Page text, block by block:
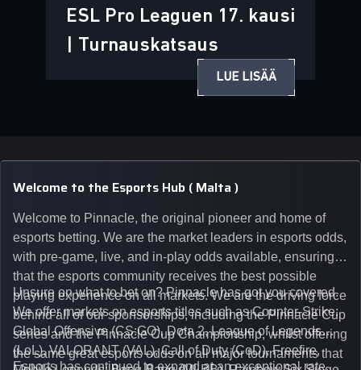
ESL Pro Leaguen 17. kausi
| Turnauskatsaus
LUE LISÄÄ
Welcome to the Esports Hub ( Malta )
Welcome to Pinnacle, the original pioneer and home of
esports betting. We are the market leaders in esports odds,
with pre-game, live, and in-play odds available, ensuring
that the esports community receives the best possible
playing experience on all markets. We are the driving force
behind all of our sponsorships, including the Pinnacle Cup
series and the Pinnacle Cup Championship, whilst offering
the same great esports odds on all major tournaments that
Unsure on what to bet on? Pinnacle has got you covered.
We offer markets on esports titles such as Counter-Strike:
Global Offensive (CS:GO), Dota 2, League of Legends
(LoL), VALORANT (VAL), Call of Duty (CoD), Freefire,
Esports has continued to expand at an exceptional rate,